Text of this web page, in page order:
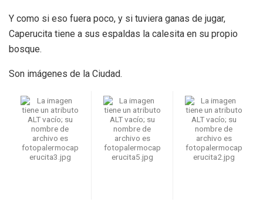
Y como si eso fuera poco, y si tuviera ganas de jugar,
Caperucita tiene a sus espaldas la calesita en su propio
bosque.
Son imágenes de la Ciudad.